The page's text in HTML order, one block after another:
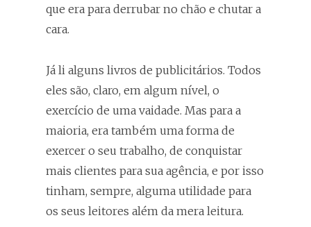
que era para derrubar no chão e chutar a
cara.
Já li alguns livros de publicitários. Todos
eles são, claro, em algum nível, o
exercício de uma vaidade. Mas para a
maioria, era também uma forma de
exercer o seu trabalho, de conquistar
mais clientes para sua agência, e por isso
tinham, sempre, alguma utilidade para
os seus leitores além da mera leitura.